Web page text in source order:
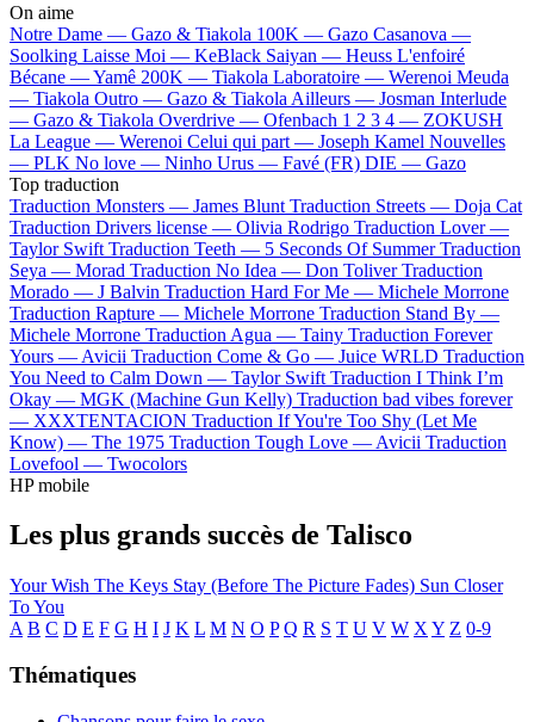
On aime
Notre Dame — Gazo & Tiakola 100K — Gazo Casanova —
Soolking Laisse Moi — KeBlack Saiyan — Heuss L'enfoiré
Bécane —Yamê 200K — Tiakola Laboratoire — Werenoi Meuda
— Tiakola Outro — Gazo & Tiakola Ailleurs — Josman Interlude
— Gazo & Tiakola Overdrive — Ofenbach 1 2 3 4 — ZOKUSH
La League — Werenoi Celui qui part — Joseph Kamel Nouvelles
— PLK No love — Ninho Urus — Favé (FR) DIE — Gazo
Top traduction
Traduction Monsters — James Blunt Traduction Streets — Doja Cat
Traduction Drivers license — Olivia Rodrigo Traduction Lover —
Taylor Swift Traduction Teeth — 5 Seconds Of Summer Traduction
Seya — Morad Traduction No Idea — Don Toliver Traduction
Morado — J Balvin Traduction Hard For Me — Michele Morrone
Traduction Rapture — Michele Morrone Traduction Stand By —
Michele Morrone Traduction Agua — Tainy Traduction Forever
Yours — Avicii Traduction Come & Go — Juice WRLD Traduction
You Need to Calm Down — Taylor Swift Traduction I Think I’m
Okay — MGK (Machine Gun Kelly) Traduction bad vibes forever
— XXXTENTACION Traduction If You're Too Shy (Let Me
Know) — The 1975 Traduction Tough Love — Avicii Traduction
Lovefool — Twocolors
HP mobile
Les plus grands succès de Talisco
Your Wish The Keys Stay (Before The Picture Fades) Sun Closer
To You
A B C D E F G H I J K L M N O P Q R S T U V W X Y Z 0-9
Thématiques